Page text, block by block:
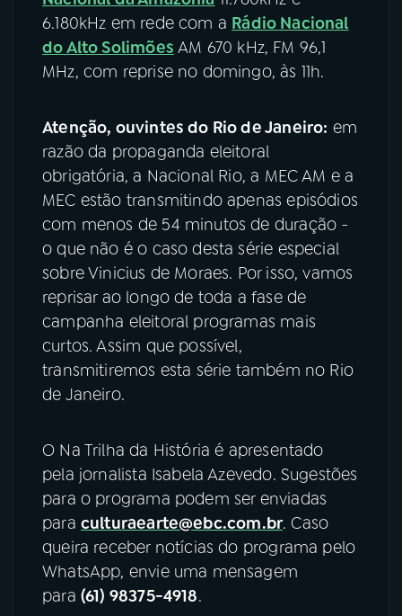
6.180kHz em rede com a Rádio Nacional
do Alto Solimões AM 670 kHz, FM 96,1
MHz, com reprise no domingo, às 11h.
Atenção, ouvintes do Rio de Janeiro: em
razão da propaganda eleitoral
obrigatória, a Nacional Rio, a MEC AM e a
MEC estão transmitindo apenas episódios
com menos de 54 minutos de duração -
o que não é o caso desta série especial
sobre Vinicius de Moraes. Por isso, vamos
reprisar ao longo de toda a fase de
campanha eleitoral programas mais
curtos. Assim que possível,
transmitiremos esta série também no Rio
de Janeiro.
O Na Trilha da História é apresentado
pela jornalista Isabela Azevedo. Sugestões
para o programa podem ser enviadas
para culturaearte@ebc.com.br. Caso
queira receber notícias do programa pelo
WhatsApp, envie uma mensagem
para (61) 98375-4918.